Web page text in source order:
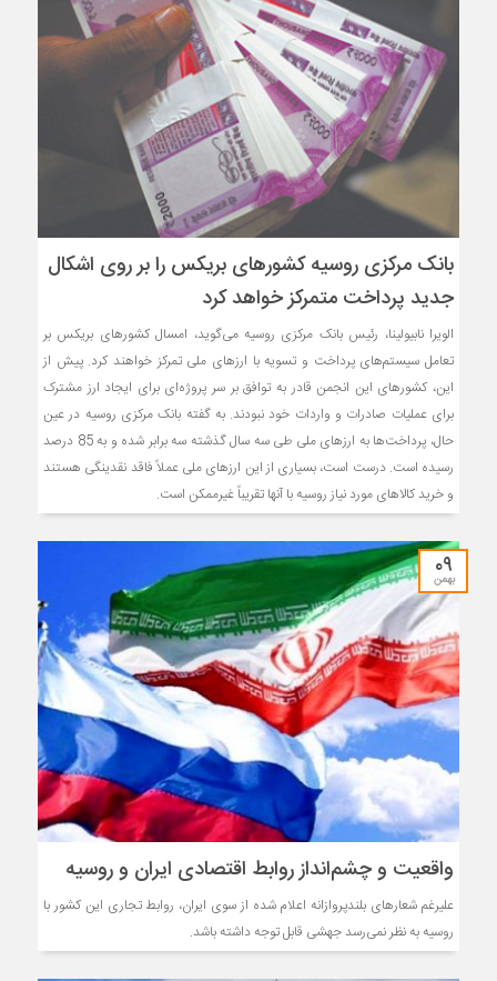
بانک مرکزی روسیه کشورهای بریکس را بر روی اشکال
جدید پرداخت متمرکز خواهد کرد
الویرا نابیولینا، رئیس بانک مرکزی روسیه می‌گوید، امسال کشورهای بریکس بر
تعامل سیستم‌های پرداخت و تسویه با ارزهای ملی تمرکز خواهند کرد. پیش از
این، کشورهای این انجمن قادر به توافق بر سر پروژه‌ای برای ایجاد ارز مشترک
برای عملیات صادرات و واردات خود نبودند. به گفته بانک مرکزی روسیه در عین
حال، پرداخت‌ها به ارزهای ملی طی سه سال گذشته سه برابر شده و به 85 درصد
رسیده است. درست است، بسیاری از این ارزهای ملی عملاً فاقد نقدینگی هستند
و خرید کالاهای مورد نیاز روسیه با آنها تقریباً غیرممکن است.
۰۹
بهمن
واقعیت و چشم‌انداز روابط اقتصادی ایران و روسیه
علیرغم شعارهای بلندپروازانه اعلام شده از سوی ایران، روابط تجاری این کشور با
روسیه به نظر نمی‌رسد جهشی قابل توجه داشته باشد.